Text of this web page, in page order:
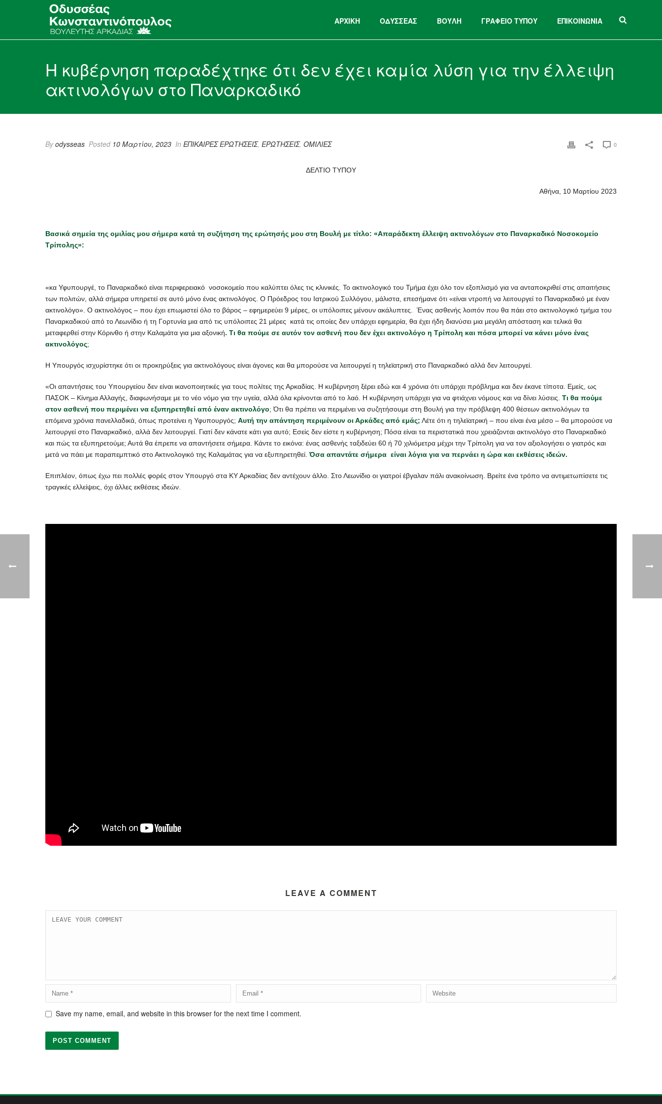
ΑΡΧΙΚΉ ΟΔΥΣΣΕΑΣ ΒΟΥΛΗ ΓΡΑΦΕΙΟ ΤΥΠΟΥ ΕΠΙΚΟΙΝΩΝΙΑ
Η κυβέρνηση παραδέχτηκε ότι δεν έχει καμία λύση για την έλλειψη
ακτινολόγων στο Παναρκαδικό
Byodysseas Posted 10 Μαρτίου, 2023 In ΕΠΙΚΑΙΡΕΣ ΕΡΩΤΗΣΕΙΣ, ΕΡΩΤΗΣΕΙΣ, ΟΜΙΛΙΕΣ 0
ΔΕΛΤΙΟ ΤΥΠΟΥ
Αθήνα, 10 Μαρτίου 2023
Βασικά σημεία της ομιλίας μου σήμερα κατά τη συζήτηση της ερώτησής μου στη Βουλή με τίτλο: «Απαράδεκτη έλλειψη ακτινολόγων στο Παναρκαδικό Νοσοκομείο
Τρίπολης»:
«κα Υφυπουργέ, το Παναρκαδικό είναι περιφερειακό νοσοκομείο που καλύπτει όλες τις κλινικές. Το ακτινολογικό του Τμήμα έχει όλο τον εξοπλισμό για να ανταποκριθεί στις απαιτήσεις
των πολιτών, αλλά σήμερα υπηρετεί σε αυτό μόνο ένας ακτινολόγος. Ο Πρόεδρος του Ιατρικού Συλλόγου, μάλιστα, επεσήμανε ότι «είναι ντροπή να λειτουργεί το Παναρκαδικό με έναν
ακτινολόγο». Ο ακτινολόγος – που έχει επωμιστεί όλο το βάρος – εφημερεύει 9 μέρες, οι υπόλοιπες μένουν ακάλυπτες. Ένας ασθενής λοιπόν που θα πάει στο ακτινολογικό τμήμα του
Παναρκαδικού από το Λεωνίδιο ή τη Γορτυνία μια από τις υπόλοιπες 21 μέρες κατά τις οποίες δεν υπάρχει εφημερία, θα έχει ήδη διανύσει μια μεγάλη απόσταση και τελικά θα
μεταφερθεί στην Κόρινθο ή στην Καλαμάτα για μια αξονική. Τι θα πούμε σε αυτόν τον ασθενή που δεν έχει ακτινολόγο η Τρίπολη και πόσα μπορεί να κάνει μόνο ένας
ακτινολόγος;
Η Υπουργός ισχυρίστηκε ότι οι προκηρύξεις για ακτινολόγους είναι άγονες και θα μπορούσε να λειτουργεί η τηλεϊατρική στο Παναρκαδικό αλλά δεν λειτουργεί.
«Οι απαντήσεις του Υπουργείου δεν είναι ικανοποιητικές για τους πολίτες της Αρκαδίας. Η κυβέρνηση ξέρει εδώ και 4 χρόνια ότι υπάρχει πρόβλημα και δεν έκανε τίποτα. Εμείς, ως
ΠΑΣΟΚ – Κίνημα Αλλαγής, διαφωνήσαμε με το νέο νόμο για την υγεία, αλλά όλα κρίνονται από το λαό. Η κυβέρνηση υπάρχει για να φτιάχνει νόμους και να δίνει λύσεις. Τι θα πούμε
στον ασθενή που περιμένει να εξυπηρετηθεί από έναν ακτινολόγο; Ότι θα πρέπει να περιμένει να συζητήσουμε στη Βουλή για την πρόβλεψη 400 θέσεων ακτινολόγων τα
επόμενα χρόνια πανελλαδικά, όπως προτείνει η Υφυπουργός; Αυτή την απάντηση περιμένουν οι Αρκάδες από εμάς; Λέτε ότι η τηλεϊατρική – που είναι ένα μέσο – θα μπορούσε να
λειτουργεί στο Παναρκαδικό, αλλά δεν λειτουργεί. Γιατί δεν κάνατε κάτι για αυτό; Εσείς δεν είστε η κυβέρνηση; Πόσα είναι τα περιστατικά που χρειάζονται ακτινολόγο στο Παναρκαδικό
και πώς τα εξυπηρετούμε; Αυτά θα έπρεπε να απαντήσετε σήμερα. Κάντε το εικόνα: ένας ασθενής ταξιδεύει 60 ή 70 χιλιόμετρα μέχρι την Τρίπολη για να τον αξιολογήσει ο γιατρός και
μετά να πάει με παραπεμπτικό στο Ακτινολογικό της Καλαμάτας για να εξυπηρετηθεί.Όσα απαντάτε σήμερα είναι λόγια για να περνάει η ώρα και εκθέσεις ιδεών.
Επιπλέον, όπως έχω πει πολλές φορές στον Υπουργό στα ΚΥ Αρκαδίας δεν αντέχουν άλλο. Στο Λεωνίδιο οι γιατροί έβγαλαν πάλι ανακοίνωση. Βρείτε ένα τρόπο να αντιμετωπίσετε τις
τραγικές ελλείψεις, όχι άλλες εκθέσεις ιδεών.
LEAVE A COMMENT
Save my name, email, and website in this browser for the next time I comment.